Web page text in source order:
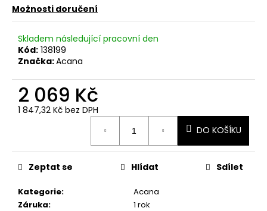
Možnosti doručení
Skladem následující pracovní den
Kód: 138199
Značka:Acana
2 069 Kč
1 847,32 Kč bez DPH
DO KOŠÍKU
Kategorie:
Acana
Záruka:
1 rok
Zeptat se Hlídat Sdílet